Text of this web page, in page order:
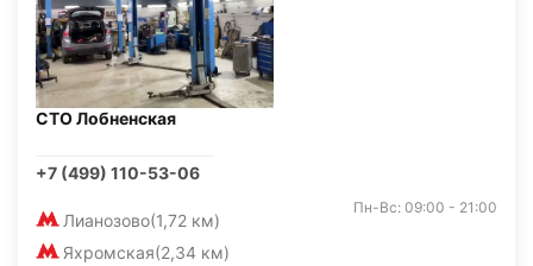
СТО Лобненская
+7 (499) 110-53-06
Лианозово(1,72 км)
Яхромская(2,34 км)
Пн-Вс: 09:00 - 21:00